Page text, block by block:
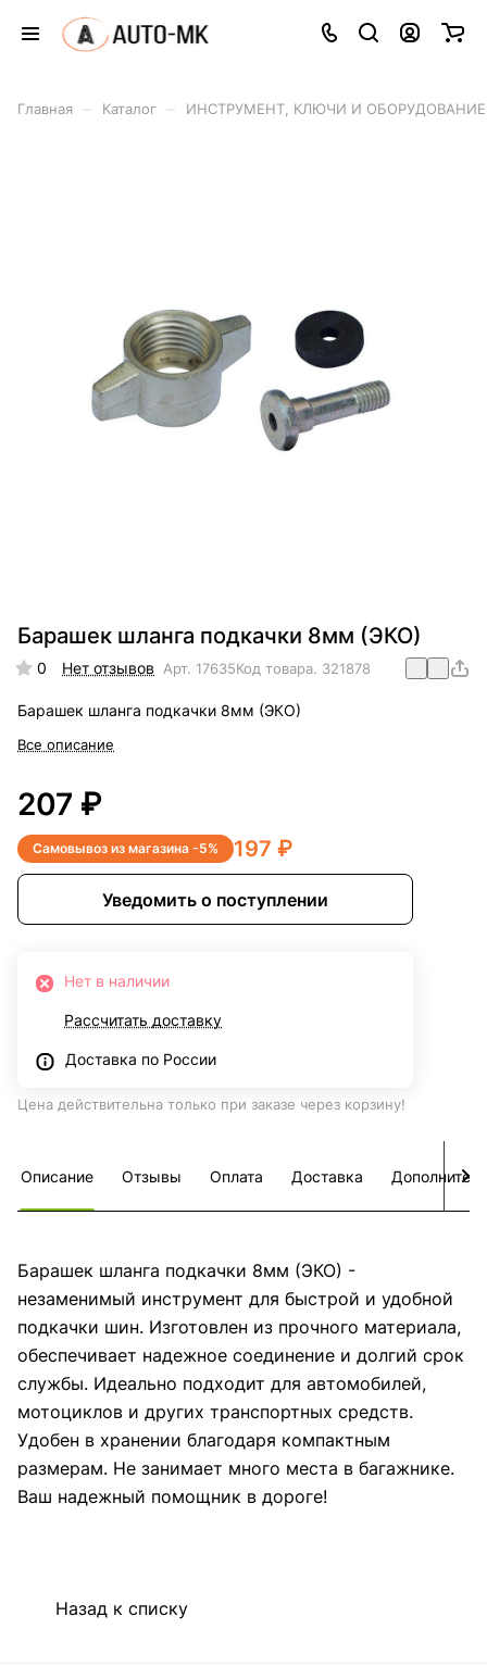
Главная Каталог ИНСТРУМЕНТ, КЛЮЧИ И ОБОРУДОВАНИЕ
Барашек шланга подкачки 8мм (ЭКО)
0 Нет отзывов Арт. 17635Код товара. 321878
Барашек шланга подкачки 8мм (ЭКО)
Все описание
207 ₽
Самовывоз из магазина -5% 197 ₽
Уведомить о поступлении
Нет в наличии
Рассчитать доставку
Доставка по России
Цена действительна только при заказе через корзину!
Описание Отзывы Оплата Доставка
Барашек шланга подкачки 8мм (ЭКО) -
незаменимый инструмент для быстрой и удобной
подкачки шин. Изготовлен из прочного материала,
обеспечивает надежное соединение и долгий срок
службы. Идеально подходит для автомобилей,
мотоциклов и других транспортных средств.
Удобен в хранении благодаря компактным
размерам. Не занимает много места в багажнике.
Ваш надежный помощник в дороге!
Назад к списку